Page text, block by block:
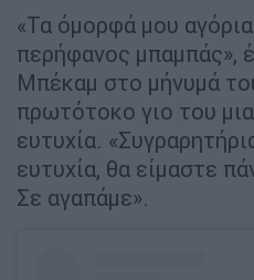
«Τα όμορφά μου
περήφανος μπαμπάς»,
Μπέκαμ στο μήνυμά
πρωτότοκο γιο του
ευτυχία.
ευτυχία, θα είμαστε
Σε αγαπάμε».